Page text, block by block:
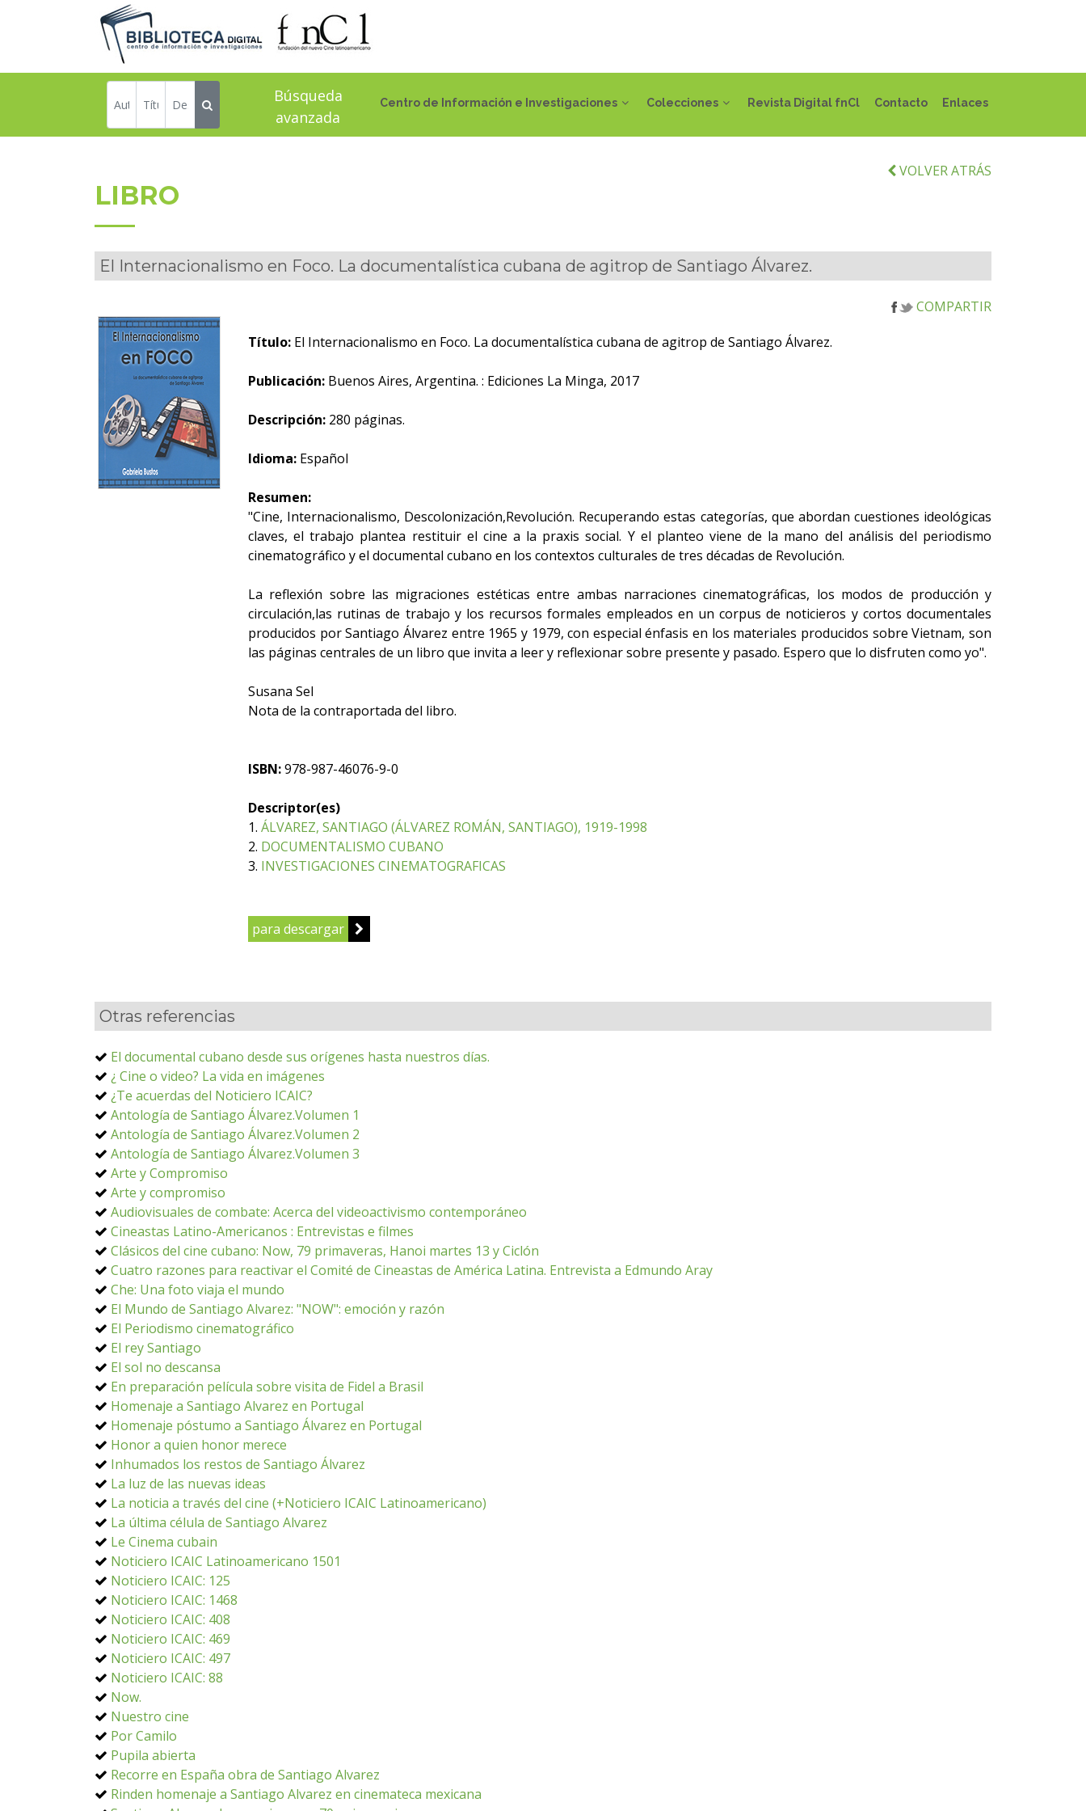
Centro de Información e Investigaciones Colecciones Revista Digital fnCl Contacto Enlaces
Búsqueda
avanzada
VOLVER ATRÁS
LIBRO
El Internacionalismo en Foco. La documentalística cubana de agitrop de Santiago Álvarez.
COMPARTIR
Título: El Internacionalismo en Foco. La documentalística cubana de agitrop de Santiago Álvarez.
Publicación: Buenos Aires, Argentina. : Ediciones La Minga, 2017
Descripción: 280 páginas.
Idioma: Español
Resumen:
"Cine, Internacionalismo, Descolonización,Revolución. Recuperando estas categorías, que abordan cuestiones ideológicas
claves, el trabajo plantea restituir el cine a la praxis social. Y el planteo viene de la mano del análisis del periodismo
cinematográfico y el documental cubano en los contextos culturales de tres décadas de Revolución.
La reflexión sobre las migraciones estéticas entre ambas narraciones cinematográficas, los modos de producción y
circulación,las rutinas de trabajo y los recursos formales empleados en un corpus de noticieros y cortos documentales
producidos por Santiago Álvarez entre 1965 y 1979, con especial énfasis en los materiales producidos sobre Vietnam, son
las páginas centrales de un libro que invita a leer y reflexionar sobre presente y pasado. Espero que lo disfruten como yo".
Susana Sel
Nota de la contraportada del libro.
ISBN:978-987-46076-9-0
Descriptor(es)
1. ÁLVAREZ, SANTIAGO (ÁLVAREZ ROMÁN, SANTIAGO), 1919-1998
2. DOCUMENTALISMO CUBANO
3. INVESTIGACIONES CINEMATOGRAFICAS
para descargar
Otras referencias
El documental cubano desde sus orígenes hasta nuestros días.
¿ Cine o video? La vida en imágenes
¿Te acuerdas del Noticiero ICAIC?
Antología de Santiago Álvarez.Volumen 1
Antología de Santiago Álvarez.Volumen 2
Antología de Santiago Álvarez.Volumen 3
Arte y Compromiso
Arte y compromiso
Audiovisuales de combate: Acerca del videoactivismo contemporáneo
Cineastas Latino-Americanos : Entrevistas e filmes
Clásicos del cine cubano: Now, 79 primaveras, Hanoi martes 13 y Ciclón
Cuatro razones para reactivar el Comité de Cineastas de América Latina. Entrevista a Edmundo Aray
Che: Una foto viaja el mundo
El Mundo de Santiago Alvarez: "NOW": emoción y razón
El Periodismo cinematográfico
El rey Santiago
El sol no descansa
En preparación película sobre visita de Fidel a Brasil
Homenaje a Santiago Alvarez en Portugal
Homenaje póstumo a Santiago Álvarez en Portugal
Honor a quien honor merece
Inhumados los restos de Santiago Álvarez
La luz de las nuevas ideas
La noticia a través del cine (+Noticiero ICAIC Latinoamericano)
La última célula de Santiago Alvarez
Le Cinema cubain
Noticiero ICAIC Latinoamericano 1501
Noticiero ICAIC: 125
Noticiero ICAIC: 1468
Noticiero ICAIC: 408
Noticiero ICAIC: 469
Noticiero ICAIC: 497
Noticiero ICAIC: 88
Now.
Nuestro cine
Por Camilo
Pupila abierta
Recorre en España obra de Santiago Alvarez
Rinden homenaje a Santiago Alvarez en cinemateca mexicana